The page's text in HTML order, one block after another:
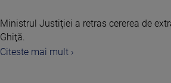
Ministrul Justiţiei a retras cererea de
Ghiţă.
Citeste mai mult ›